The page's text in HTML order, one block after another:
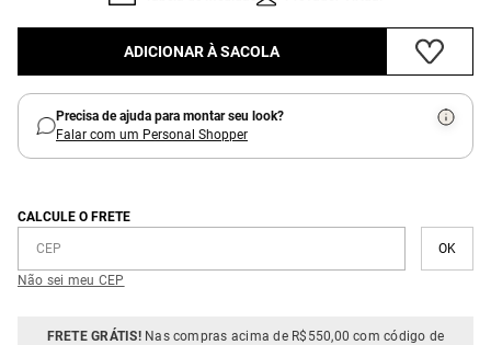
ADICIONAR À SACOLA
Precisa de ajuda para montar seu look?
Falar com um Personal Shopper
CALCULE O FRETE
Não sei meu CEP
FRETE GRÁTIS!Nas compras acima de R$550,00 com código de